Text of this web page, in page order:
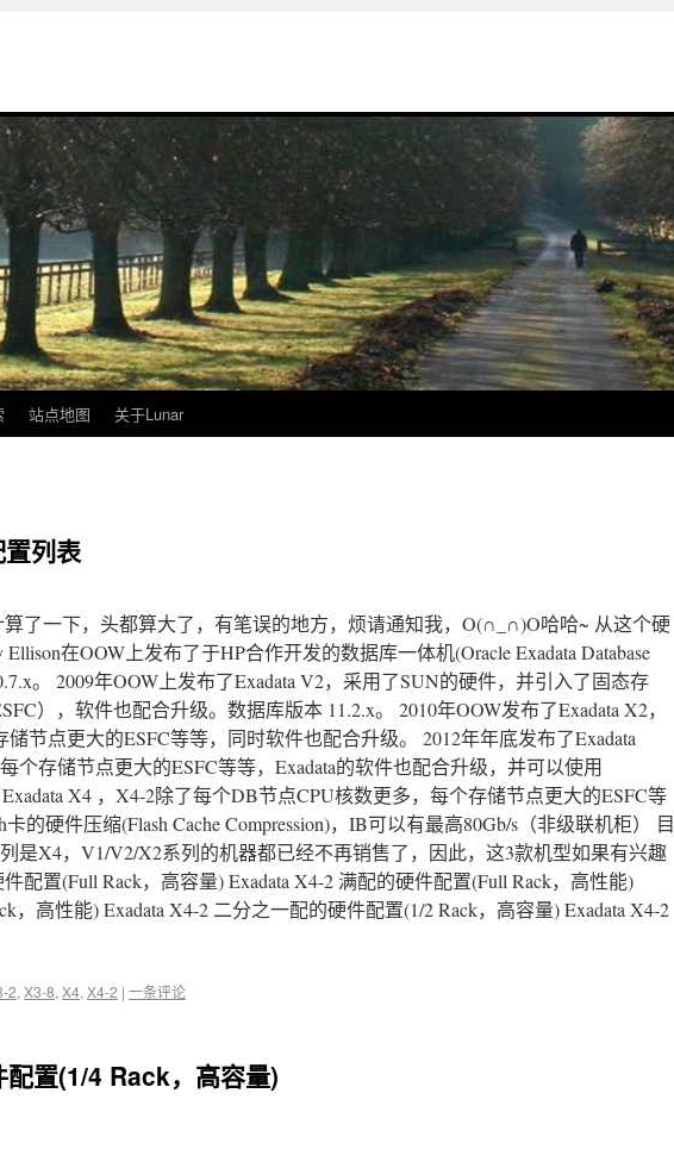
站点地图 关于Lunar
列表
了一下，头都算大了，有笔误的地方，烦请通知我，O(∩_∩)O哈哈~ 从这个硬
在OOW上发布了于HP合作开发的数据库一体机(Oracle Exadata Database
。 2009年OOW上发布了Exadata V2，采用了SUN的硬件，并引入了固态存
），软件也配合升级。数据库版本 11.2.x。 2010年OOW发布了Exadata X2，
节点更大的ESFC等等，同时软件也配合升级。 2012年年底发布了Exadata
个存储节点更大的ESFC等等，Exadata的软件也配合升级，并可以使用
X4 ，X4-2除了每个DB节点CPU核数更多，每个存储节点更大的ESFC等
的硬件压缩(Flash Cache Compression)，IB可以有最高80Gb/s（非级联机柜） 目
是X4，V1/V2/X2系列的机器都已经不再销售了，因此，这3款机型如果有兴趣
配置(Full Rack，高容量) Exadata X4-2 满配的硬件配置(Full Rack，高性能)
，高性能) Exadata X4-2 二分之一配的硬件配置(1/2 Rack，高容量) Exadata X4-2
2, X3-8, X4, X4-2 | 一条评论
置(1/4 Rack，高容量)